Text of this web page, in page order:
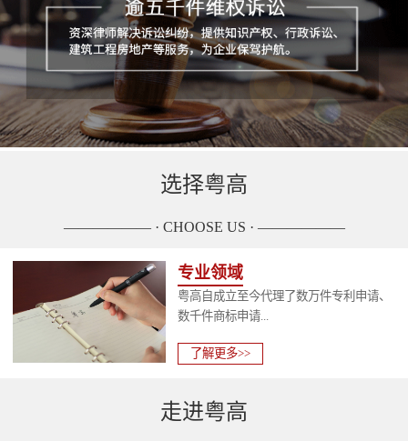
选择粤高
—————— · CHOOSE US · ——————
专业领域
粤高自成立至今代理了数万件专利申请、
数千件商标申请...
了解更多>>
走进粤高